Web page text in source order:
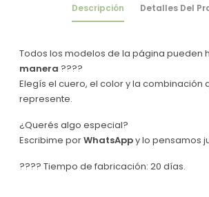
Descripción Detalles Del
Todos los modelos de la página pueden
manera ????
Elegís el cuero, el color y la combinación
represente.
¿Querés algo especial?
Escribime porWhatsAppy lo pensamos
???? Tiempo de fabricación: 20 días.